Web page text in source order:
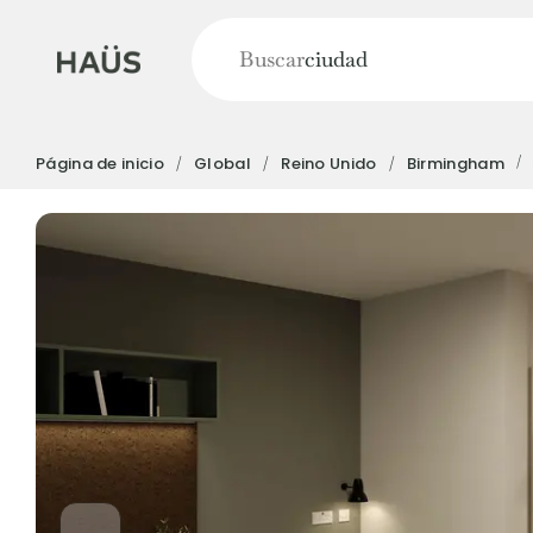
Buscarciudad
Yugo VCARB: Impulsando una
alojamiento para estudiantes
La colaboración pionera Yugocon VCARB
ambición y momentos inolvidables para los
English (GB) English (US)
Página de inicio Global Reino Unido Birmingham